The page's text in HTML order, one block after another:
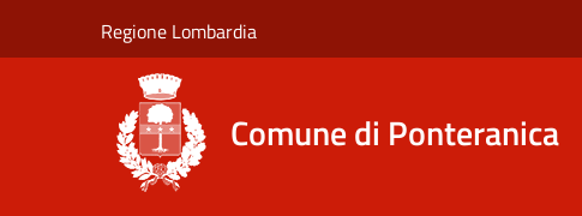
Regione Lombardia
Comune di Ponteranica